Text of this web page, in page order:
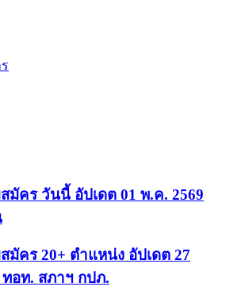
มัคร วันนี้ อัปเดต 01 พ.ค. 2569
มัคร 20+ ตำแหน่ง อัปเดต 27
อท. สภาฯ กปภ.